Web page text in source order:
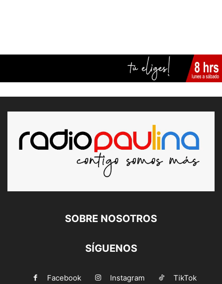
SOBRE NOSOTROS
SÍGUENOS
Facebook Instagram TikTok